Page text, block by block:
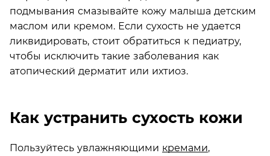
подмывания смазывайте кожу малыша детским
маслом или кремом. Если сухость не удается
ликвидировать, стоит обратиться к педиатру,
чтобы исключить такие заболевания как
атопический дерматит или ихтиоз.
Как устранить сухость кожи
Пользуйтесь увлажняющими кремами,